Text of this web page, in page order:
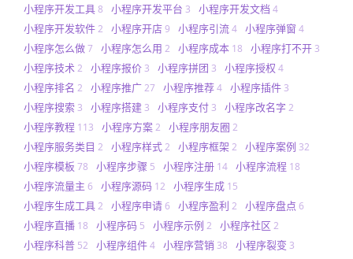
小程序开发工具8 小程序开发平台 3 小程序开发文档 4
小程序开发软件2 小程序开店9 小程序引流4 小程序弹窗 4
小程序怎么做7 小程序怎么用 2 小程序成本 18 小程序打不开 3
小程序技术 2 小程序报价 3 小程序拼团 3 小程序授权 4
小程序排名 2 小程序推广27 小程序推荐4 小程序插件 3
小程序搜索 3 小程序搭建 3 小程序支付 3 小程序改名字 2
小程序教程 113 小程序方案2 小程序朋友圈 2
小程序服务类目 2 小程序样式2 小程序框架 2 小程序案例 32
小程序模板 78 小程序步骤 5 小程序注册 14 小程序流程 18
小程序流量主 6 小程序源码 12 小程序生成 15
小程序生成工具2 小程序申请6 小程序盈利 2 小程序盘点 6
小程序直播 18 小程序码 5 小程序示例 2 小程序社区 2
小程序科普 52 小程序组件4 小程序营销 38 小程序裂变 3